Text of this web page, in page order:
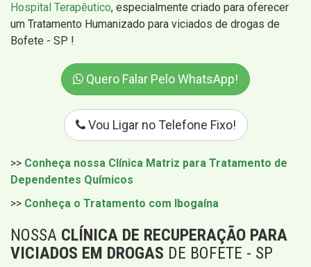
Hospital Terapêutico, especialmente criado para oferecer
um Tratamento Humanizado para viciados de drogas de
Bofete - SP !
Quero Falar Pelo WhatsApp!
Vou Ligar no Telefone Fixo!
>> Conheça nossa Clínica Matriz para Tratamento de
Dependentes Químicos
>> Conheça o Tratamento com Ibogaína
NOSSA CLÍNICA DE RECUPERAÇÃO PARA
VICIADOS EM DROGAS DE BOFETE - SP